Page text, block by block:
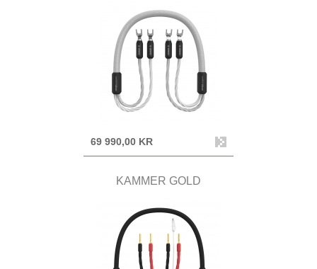
69 990,00 KR
KAMMER GOLD